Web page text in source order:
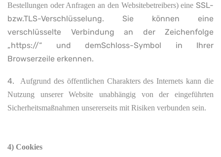
Bestellungen oder Anfragen an den Websitebetreibers) eine SSL-
bzw.TLS-Verschlüsselung. Sie können eine
verschlüsselte Verbindung an der Zeichenfolge
„https://“ und demSchloss-Symbol in Ihrer
Browserzeile erkennen.
4.
Aufgrund des öffentlichen Charakters des Internets kann die
Nutzung unserer Website unabhängig von der eingeführten
Sicherheitsmaßnahmen unsererseits mit Risiken verbunden sein.
4) Cookies